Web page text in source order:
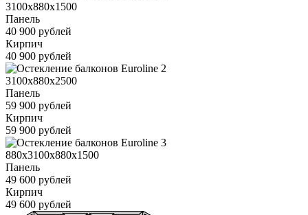
3100x880x1500
Панель
40 900 рублей
Кирпич
40 900 рублей
3100x880x2500
Панель
59 900 рублей
Кирпич
59 900 рублей
880x3100x880x1500
Панель
49 600 рублей
Кирпич
49 600 рублей